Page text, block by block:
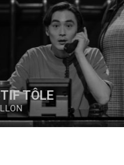
BISTOURI
BOYCE